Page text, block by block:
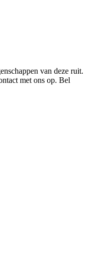
van deze ruit.
met ons op. Bel